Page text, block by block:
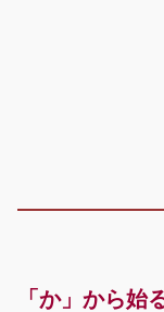
「か」から始